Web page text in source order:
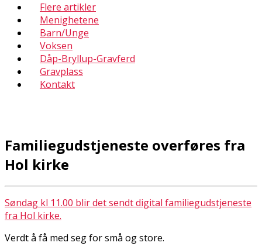
Flere artikler
Menighetene
Barn/Unge
Voksen
Dåp-Bryllup-Gravferd
Gravplass
Kontakt
Familiegudstjeneste overføres fra
Hol kirke
Søndag kl 11.00 blir det sendt digital familiegudstjeneste
fra Hol kirke.
Verdt å få med seg for små og store.